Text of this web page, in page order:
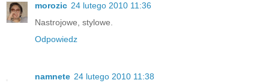
morozic 24 lutego 2010 11:36
Nastrojowe, stylowe.
Odpowiedz
namnete 24 lutego 2010 11:38